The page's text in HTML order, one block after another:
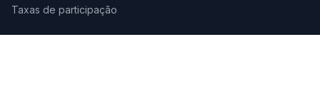
Taxas de participação